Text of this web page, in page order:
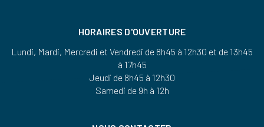
HORAIRES D'OUVERTURE
Lundi, Mardi, Mercredi et Vendredi de 8h45 à 12h30 et de 13h45
à 17h45
Jeudi de 8h45 à 12h30
Samedi de 9h à 12h